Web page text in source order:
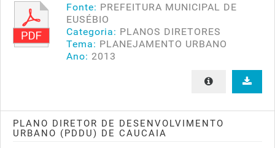
Fonte: PREFEITURA MUNICIPAL DE
EUSÉBIO
Categoria: PLANOS DIRETORES
Tema: PLANEJAMENTO URBANO
Ano: 2013
PLANO DIRETOR DE DESENVOLVIMENTO
URBANO (PDDU) DE CAUCAIA